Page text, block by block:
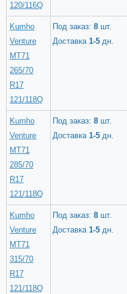
120/116Q
Kumho
Venture
MT71
265/70
R17
121/118Q
Под заказ: 8 шт.
Доставка 1-5 дн.
Kumho
Venture
MT71
285/70
R17
121/118Q
Под заказ: 8 шт.
Доставка 1-5 дн.
Kumho
Venture
MT71
315/70
R17
121/118Q
Под заказ: 8 шт.
Доставка 1-5 дн.